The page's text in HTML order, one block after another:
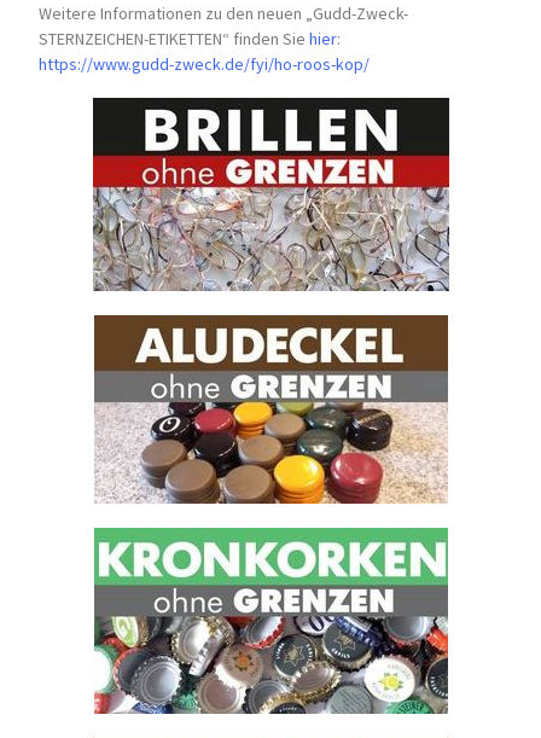
Weitere Informationen zu den neuen „Gudd-Zweck-
STERNZEICHEN-ETIKETTEN“ finden Siehier:
https://www.gudd-zweck.de/fyi/ho-roos-kop/